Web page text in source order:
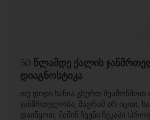
50 წლამდე ქალის
დიაგნოსტიკა
თუ დიდი ხანია გსურთ შეამოწმოთ
ჯანმრთელობა, მაგრამ არ იცით,
დაიწყოთ, მაშინ ჩვენი ჩეკაპი